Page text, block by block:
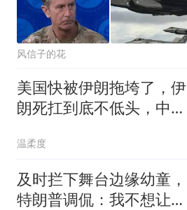
风信子的花
美国快被伊朗拖垮了，伊
朗死扛到底不低头，中国
温柔度
及时拦下舞台边缘幼童，
特朗普调侃：我不想让他